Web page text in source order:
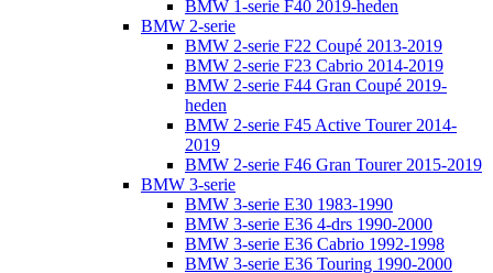
BMW 1-serie F40 2019-heden
BMW 2-serie
BMW 2-serie F22 Coupé 2013-2019
BMW 2-serie F23 Cabrio 2014-2019
BMW 2-serie F44 Gran Coupé 2019-
heden
BMW 2-serie F45 Active Tourer 2014-
2019
BMW 2-serie F46 Gran Tourer 2015-2019
BMW 3-serie
BMW 3-serie E30 1983-1990
BMW 3-serie E36 4-drs 1990-2000
BMW 3-serie E36 Cabrio 1992-1998
BMW 3-serie E36 Touring 1990-2000